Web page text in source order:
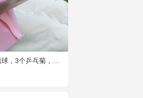
菊，桔梗、绿叶搭配